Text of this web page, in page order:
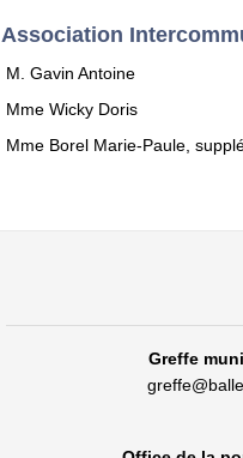
Association
M. Gavin Antoine
Mme Wicky Doris
Mme Borel Marie-Paule,
Greffe